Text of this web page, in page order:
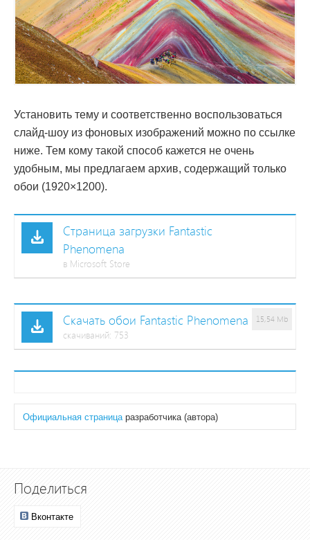
Установить тему и соответственно воспользоваться
слайд-шоу из фоновых изображений можно по ссылке
ниже. Тем кому такой способ кажется не очень
удобным, мы предлагаем архив, содержащий только
обои (1920×1200).
Страница загрузки Fantastic
Phenomena
в Microsoft Store
Скачать обои Fantastic Phenomena
cкачиваний: 753
15,54 Mb
Официальная страница разработчика (автора)
Поделиться
Вконтакте